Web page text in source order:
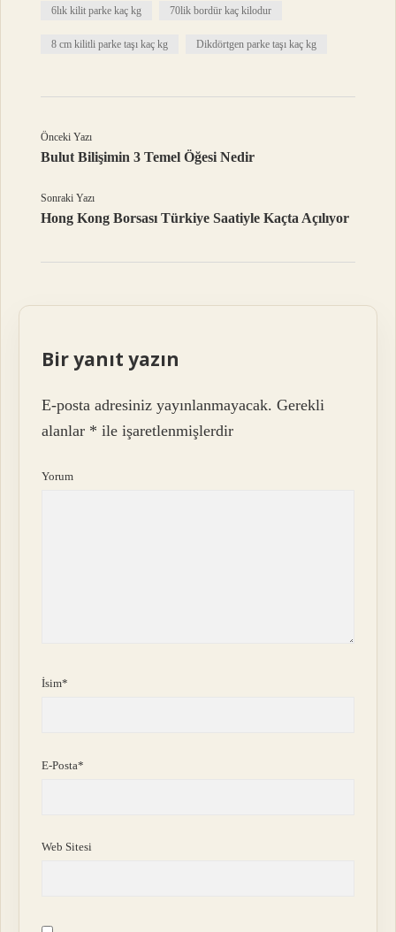
6lık kilit parke kaç kg 70lik bordür kaç kilodur
8 cm kilitli parke taşı kaç kg Dikdörtgen parke taşı kaç kg
Önceki Yazı
Bulut Bilişimin 3 Temel Öğesi Nedir
Sonraki Yazı
Hong Kong Borsası Türkiye Saatiyle Kaçta Açılıyor
Bir yanıt yazın
E-posta adresiniz yayınlanmayacak. Gerekli
alanlar * ile işaretlenmişlerdir
Yorum
İsim*
E-Posta*
Web Sitesi